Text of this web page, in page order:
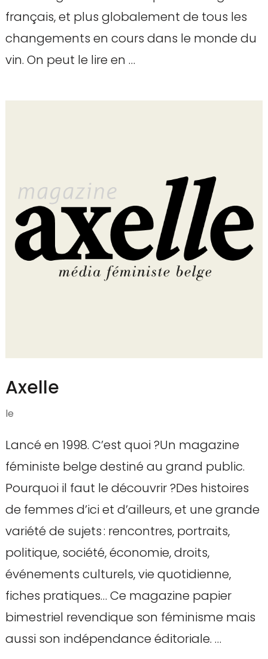
français, et plus globalement de tous les
changements en cours dans le monde du
vin. On peut le lire en …
Axelle
le
Lancé en 1998. C’est quoi ?Un magazine
féministe belge destiné au grand public.
Pourquoi il faut le découvrir ?Des histoires
de femmes d’ici et d’ailleurs, et une grande
variété de sujets : rencontres, portraits,
politique, société, économie, droits,
événements culturels, vie quotidienne,
fiches pratiques… Ce magazine papier
bimestriel revendique son féminisme mais
aussi son indépendance éditoriale. …